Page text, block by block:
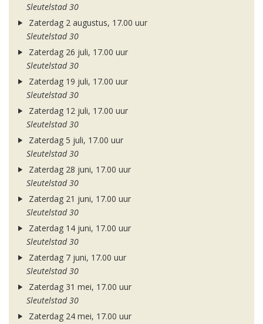
Sleutelstad 30
Zaterdag 2 augustus, 17.00 uur
Sleutelstad 30
Zaterdag 26 juli, 17.00 uur
Sleutelstad 30
Zaterdag 19 juli, 17.00 uur
Sleutelstad 30
Zaterdag 12 juli, 17.00 uur
Sleutelstad 30
Zaterdag 5 juli, 17.00 uur
Sleutelstad 30
Zaterdag 28 juni, 17.00 uur
Sleutelstad 30
Zaterdag 21 juni, 17.00 uur
Sleutelstad 30
Zaterdag 14 juni, 17.00 uur
Sleutelstad 30
Zaterdag 7 juni, 17.00 uur
Sleutelstad 30
Zaterdag 31 mei, 17.00 uur
Sleutelstad 30
Zaterdag 24 mei, 17.00 uur